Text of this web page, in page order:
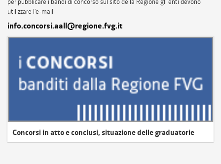
per pubblicare i bandi di concorso sul sito della Regione gli enti devono
utilizzare l'e-mail
info.concorsi.aall@regione.fvg.it
Concorsi in atto e conclusi, situazione delle graduatorie